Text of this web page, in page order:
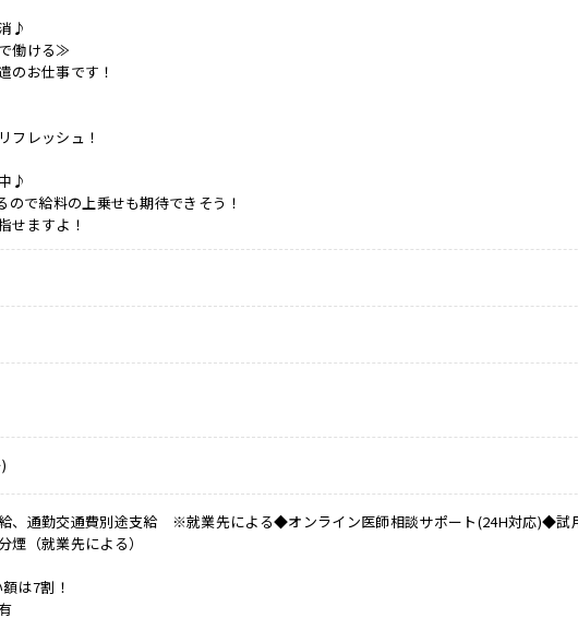
♪
働ける≫
のお仕事です！
フレッシュ！
♪
ので給料の上乗せも期待できそう！
せますよ！
、通勤交通費別途支給 ※就業先による◆オンライン医師相談サポート(24H対応)◆試
（就業先による）
は7割！